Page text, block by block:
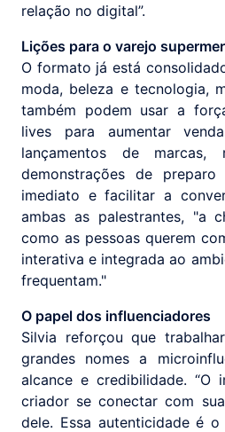
relação no digital”.
Lições para o varejo
O formato já está
moda, beleza e tecnologia,
também podem usar a
lives para aumentar
lançamentos de
demonstrações de
imediato e facilitar a
ambas as palestrantes, "a
como as pessoas querem
interativa e integrada ao
frequentam."
O papel dos influenciadores
Silvia reforçou que
grandes nomes a
alcance e credibilidade. “O
criador se conectar com
dele. Essa autenticidade é